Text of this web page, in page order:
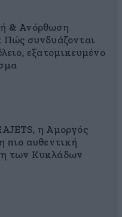
& Ανόρθωση
Πώς συνδυάζονται
εξατομικευμένο
η Αμοργός
πιο αυθεντική
των Κυκλάδων